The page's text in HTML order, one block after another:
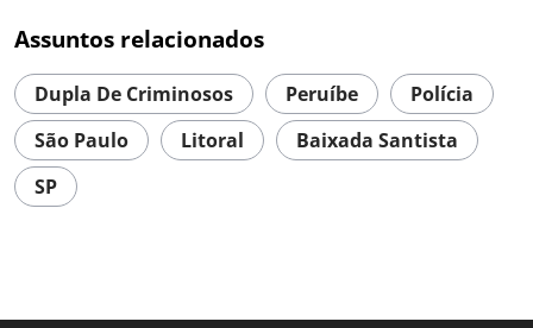
Assuntos relacionados
Dupla De Criminosos Peruíbe
Polícia
São Paulo
Litoral
Baixada Santista
SP